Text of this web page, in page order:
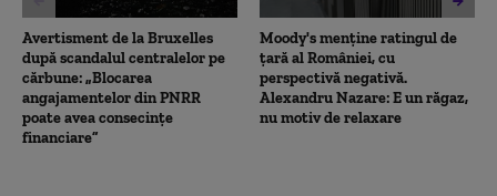
Avertisment de la Bruxelles
după scandalul centralelor pe
cărbune: „Blocarea
angajamentelor din PNRR
poate avea consecințe
financiare”
Moody's menține ratingul de
țară al României, cu
perspectivă negativă.
Alexandru Nazare: E un răgaz,
nu motiv de relaxare